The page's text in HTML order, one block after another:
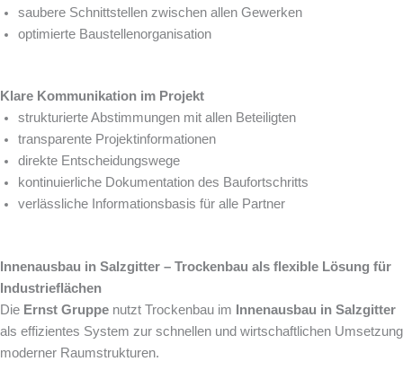
saubere Schnittstellen zwischen allen Gewerken
optimierte Baustellenorganisation
Klare Kommunikation im Projekt
strukturierte Abstimmungen mit allen Beteiligten
transparente Projektinformationen
direkte Entscheidungswege
kontinuierliche Dokumentation des Baufortschritts
verlässliche Informationsbasis für alle Partner
Innenausbau in Salzgitter – Trockenbau als flexible Lösung für
Industrieflächen
Die Ernst Gruppe nutzt Trockenbau im
Innenausbau in Salzgitter
als effizientes System zur schnellen und wirtschaftlichen Umsetzung
moderner Raumstrukturen.